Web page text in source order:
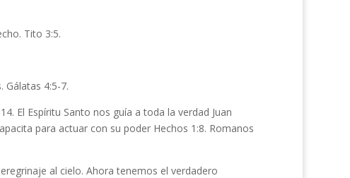
Tito 3:5.
4:5-7.
El Espíritu Santo nos guía a toda la verdad Juan
para actuar con su poder Hechos 1:8. Romanos
al cielo. Ahora tenemos el verdadero